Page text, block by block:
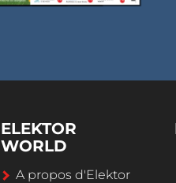
ELEKTOR
WORLD
A propos d'Elektor